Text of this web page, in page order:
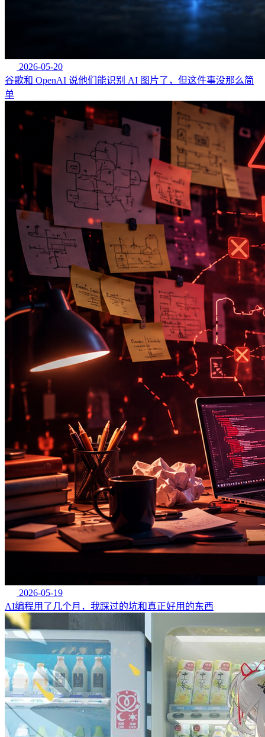
2026-05-20
谷歌和 OpenAI 说他们能识别 AI 图片了，但这件事没那么简
单
2026-05-19
AI编程用了几个月，我踩过的坑和真正好用的东西